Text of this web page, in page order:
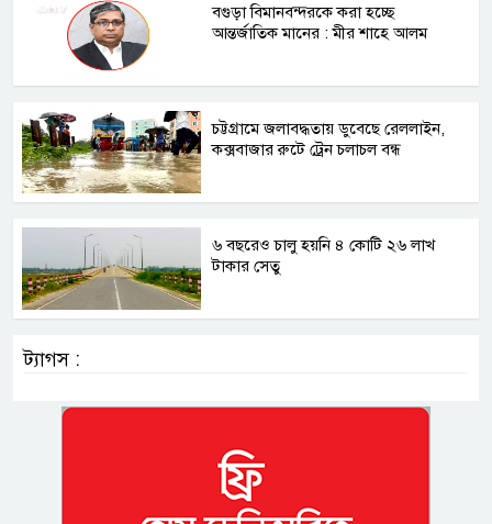
বগুড়া বিমানবন্দরকে করা হচ্ছে
আন্তর্জাতিক মানের : মীর শাহে আলম
চট্টগ্রামে জলাবদ্ধতায় ডুবেছে রেললাইন,
কক্সবাজার রুটে ট্রেন চলাচল বন্ধ
৬ বছরেও চালু হয়নি ৪ কোটি ২৬ লাখ
টাকার সেতু
ট্যাগস :